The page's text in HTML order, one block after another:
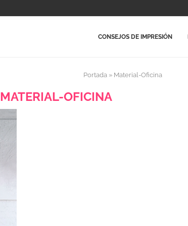
CONSEJOS DE IMPRESIÓN
Portada » Material-Oficina
MATERIAL-OFICINA